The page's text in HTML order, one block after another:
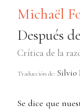
Michaël
Después
Crítica de la
Traducción de: Silvio
Se dice que